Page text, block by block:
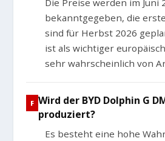
Die Preise werden im Juni
bekanntgegeben, die
sind für Herbst 2026
ist als wichtiger
sehr wahrscheinlich von
Wird der BYD Dolphin G
produziert?
Es besteht eine hohe